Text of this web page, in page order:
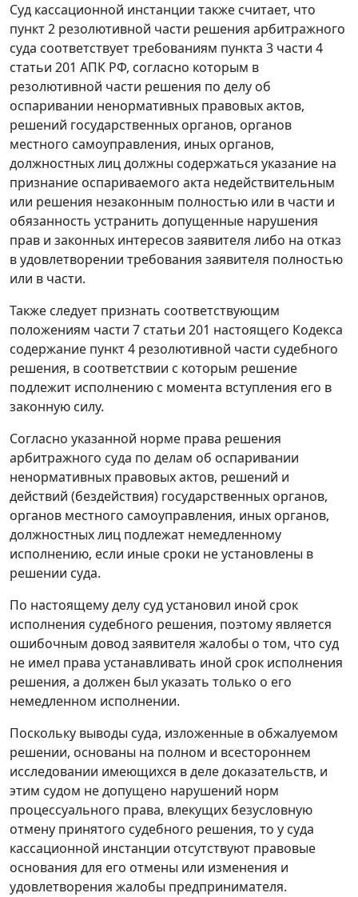
Суд кассационной инстанции также считает, что
пункт 2 резолютивной части решения арбитражного
суда соответствует требованиям пункта 3 части 4
статьи 201 АПК РФ, согласно которым в
резолютивной части решения по делу об
оспаривании ненормативных правовых актов,
решений государственных органов, органов
местного самоуправления, иных органов,
должностных лиц должны содержаться указание на
признание оспариваемого акта недействительным
или решения незаконным полностью или в части и
обязанность устранить допущенные нарушения
прав и законных интересов заявителя либо на отказ
в удовлетворении требования заявителя полностью
или в части.
Также следует признать соответствующим
положениям части 7 статьи 201 настоящего Кодекса
содержание пункт 4 резолютивной части судебного
решения, в соответствии с которым решение
подлежит исполнению с момента вступления его в
законную силу.
Согласно указанной норме права решения
арбитражного суда по делам об оспаривании
ненормативных правовых актов, решений и
действий (бездействия) государственных органов,
органов местного самоуправления, иных органов,
должностных лиц подлежат немедленному
исполнению, если иные сроки не установлены в
решении суда.
По настоящему делу суд установил иной срок
исполнения судебного решения, поэтому является
ошибочным довод заявителя жалобы о том, что суд
не имел права устанавливать иной срок исполнения
решения, а должен был указать только о его
немедленном исполнении.
Поскольку выводы суда, изложенные в обжалуемом
решении, основаны на полном и всестороннем
исследовании имеющихся в деле доказательств, и
этим судом не допущено нарушений норм
процессуального права, влекущих безусловную
отмену принятого судебного решения, то у суда
кассационной инстанции отсутствуют правовые
основания для его отмены или изменения и
удовлетворения жалобы предпринимателя.